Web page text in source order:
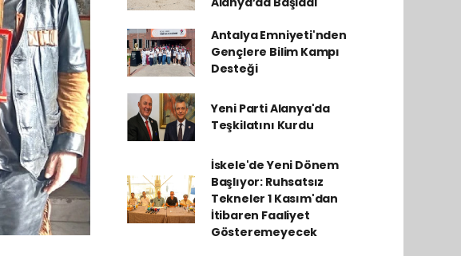
Antalya Emniyeti'nden
Gençlere Bilim Kampı
Desteği
Yeni Parti Alanya'da
Teşkilatını Kurdu
İskele'de Yeni Dönem
Başlıyor: Ruhsatsız
Tekneler 1 Kasım'dan
İtibaren Faaliyet
Gösteremeyecek